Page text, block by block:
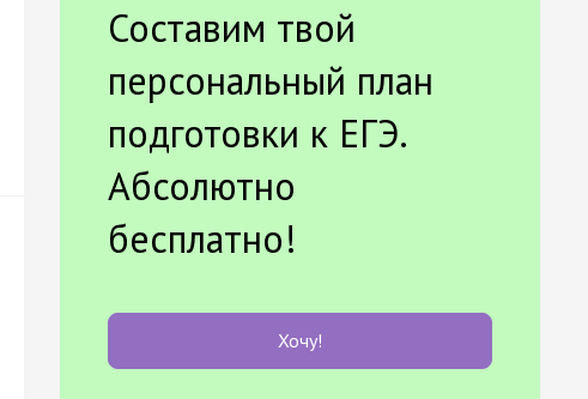
Составим твой
персональный план
подготовки к ЕГЭ.
Абсолютно
бесплатно!
Хочу!